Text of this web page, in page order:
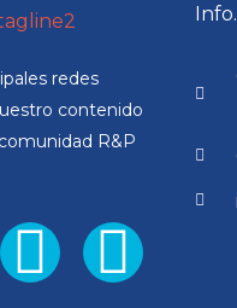
redes
contenido
R&P